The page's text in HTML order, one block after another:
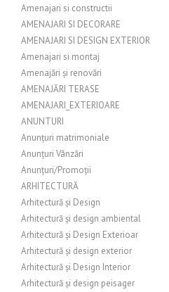
Amenajari si constructii
AMENAJARI SI DECORARE
AMENAJARI SI DESIGN EXTERIOR
Amenajari si montaj
Amenajări și renovări
AMENAJĂRI TERASE
AMENAJARI_EXTERIOARE
ANUNTURI
Anunțuri matrimoniale
Anunțuri Vânzări
Anunțuri/Promoții
ARHITECTURĂ
Arhitectură și Design
Arhitectură și design ambiental
Arhitectură și Design Exterioar
Arhitectură și design exterior
Arhitectură și Design Interior
Arhitectură și design peisager